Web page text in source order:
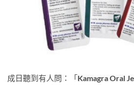
成日聽到有人問：「Kamagra Oral